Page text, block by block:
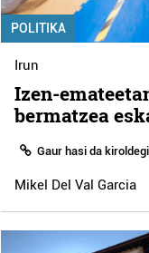
POLITIKA
Irun
Izen-
bermatzea
Gaur hasi da
Mikel Del Val Garcia